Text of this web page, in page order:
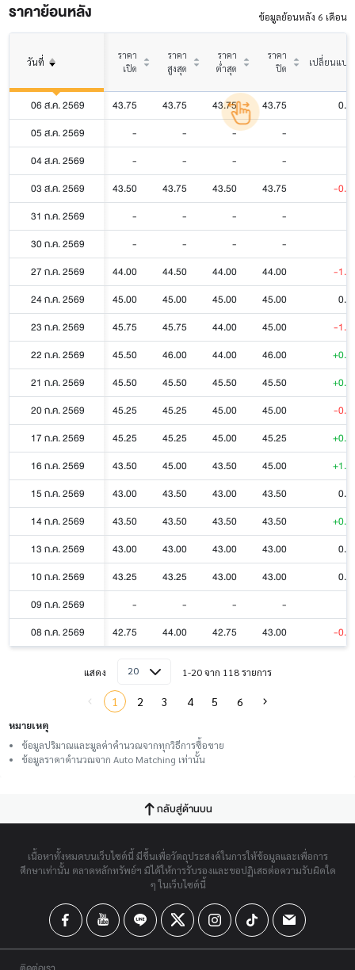
ราคาย้อนหลัง ข้อมูลย้อนหลัง 6 เดือน
วันที่
ราคา
เปิด
ราคา
สูงสุด
ราคา
ต่ำสุด
ราคา
ปิด
เปลี่ยนแปล
06 ส.ค. 2569 43.75 43.75 43.75 43.75
05 ส.ค. 2569
- - - -
04 ส.ค. 2569
- - - -
03 ส.ค. 2569
43.50 43.75 43.50 43.75
-
31 ก.ค. 2569
- - - -
30 ก.ค. 2569
- - - -
27 ก.ค. 2569
44.00 44.50 44.00 44.00
-
24 ก.ค. 2569
45.00 45.00 45.00 45.00
23 ก.ค. 2569
45.75 45.75 44.00 45.00
-
22 ก.ค. 2569
45.50 46.00 44.00 46.00
21 ก.ค. 2569
45.50 45.50 45.50 45.50
20 ก.ค. 2569
45.25 45.25 45.00 45.00
-
17 ก.ค. 2569
45.25 45.25 45.00 45.25
16 ก.ค. 2569
43.50 45.00 43.50 45.00
15 ก.ค. 2569
43.00 43.50 43.00 43.50
14 ก.ค. 2569
43.50 43.50 43.50 43.50
13 ก.ค. 2569
43.00 43.00 43.00 43.00
10 ก.ค. 2569
43.25 43.25 43.00 43.00
09 ก.ค. 2569
- - - -
08 ก.ค. 2569
42.75 44.00 42.75 43.00 -
แสดง 20 1-20 จาก 118 รายการ
1 2 3 4 5 6
หมายเหตุ
ข้อมูลปริมาณและมูลค่าคำนวณจากทุกวิธีการซื้อขาย
ข้อมูลราคาคำนวณจาก Auto Matching เท่านั้น
กลับสู่ด้านบน
เนื้อหาทั้งหมดบนเว็บไซต์นี้ มีขึ้นเพื่อวัตถุประสงค์ในการให้ข้อมูลและเพื่อการ
ศึกษาเท่านั้น ตลาดหลักทรัพย์ฯ มิได้ให้การรับรองและขอปฏิเสธต่อความรับผิดใด
ๆ ในเว็บไซต์นี้